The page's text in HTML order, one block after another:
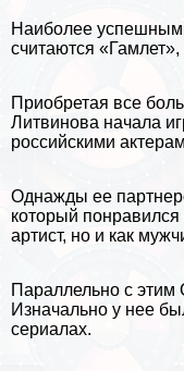
Наиболее
считаются
Приобретая все
Литвинова начала
российскими
Однажды ее
который понравился
артист, но и как
Параллельно с этим
Изначально у нее
сериалах.